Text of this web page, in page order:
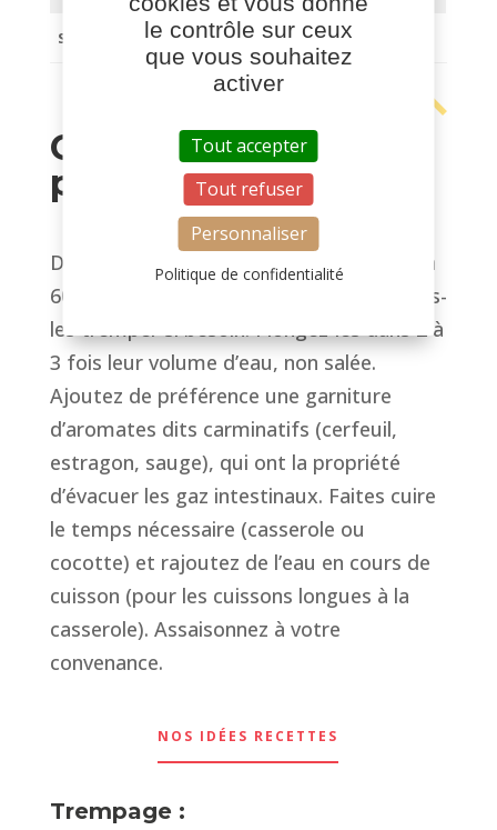
Sel 0.02 g
Conseils de
préparation
D’une manière générale, comptez environ
60g de légumes secs par personne. Faites-
les tremper si besoin. Plongez-les dans 2 à
3 fois leur volume d’eau, non salée.
Ajoutez de préférence une garniture
d’aromates dits carminatifs (cerfeuil,
estragon, sauge), qui ont la propriété
d’évacuer les gaz intestinaux. Faites cuire
le temps nécessaire (casserole ou
cocotte) et rajoutez de l’eau en cours de
cuisson (pour les cuissons longues à la
casserole). Assaisonnez à votre
convenance.
NOS IDÉES RECETTES
Trempage :
le contrôle sur ceux
que vous souhaitez
activer
Tout accepter
Tout refuser
Personnaliser
Politique de confidentialité